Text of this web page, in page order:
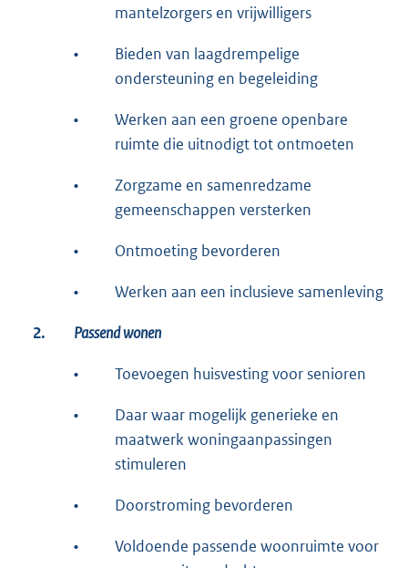
mantelzorgers en vrijwilligers
•
Bieden van laagdrempelige
ondersteuning en begeleiding
•
Werken aan een groene openbare
ruimte die uitnodigt tot ontmoeten
•
Zorgzame en samenredzame
gemeenschappen versterken
• Ontmoeting bevorderen
• Werken aan een inclusieve samenleving
2. Passend wonen
• Toevoegen huisvesting voor senioren
•
Daar waar mogelijk generieke en
maatwerk woningaanpassingen
stimuleren
• Doorstroming bevorderen
•
Voldoende passende woonruimte voor